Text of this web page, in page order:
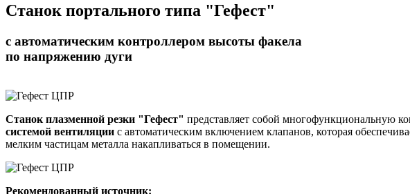
Станок портального типа "Гефест"
с автоматическим контроллером высоты факела
по напряжению дуги
Станок плазменной резки "Гефест" представляет собой многофункциональную
системой вентиляции с автоматическим включением клапанов, которая
мелким частицам металла накапливаться в помещении.
Рекомендованный источник: